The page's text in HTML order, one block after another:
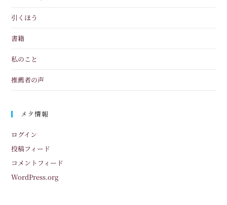
引くほう
書籍
私のこと
推薦者の声
メタ情報
ログイン
投稿フィード
コメントフィード
WordPress.org